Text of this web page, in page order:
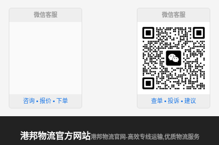
微信客服
咨询 ▪ 报价 ▪ 下单
微信客服
查单 ▪ 投诉 ▪ 建议
港邦物流官方网站港邦物流官网-高效专线运输,优质物流服务